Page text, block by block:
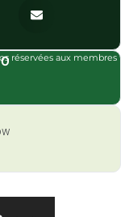
réservées aux membres